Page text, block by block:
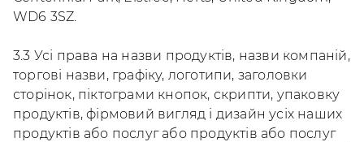
WD6 3SZ.
3.3 Усі права на назви продуктів, назви компаній,
торгові назви, графіку, логотипи, заголовки
сторінок, піктограми кнопок, скрипти, упаковку
продуктів, фірмовий вигляд і дизайн усіх наших
продуктів або послуг або продуктів або послуг